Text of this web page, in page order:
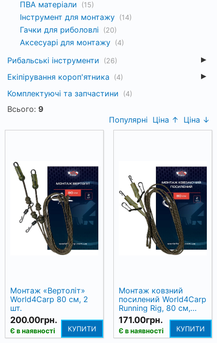
ПВА матеріали (15)
Інструмент для монтажу (14)
Гачки для риболовлі (20)
Аксесуарі для монтажу (4)
Рибальські інструменти (26)
Екіпірування короп'ятника (4)
Комплектуючі та запчастини (4)
Всього: 9
Популярні Ціна ↑ Ціна ↓
Монтаж «Вертоліт»
World4Carp 80 см, 2
шт.
200.00грн.
Є в наявності КУПИТИ
Монтаж ковзний
посилений World4Carp
Running Rig, 80 см,
оливковий, 2 шт
171.00грн.
Є в наявності КУПИТИ